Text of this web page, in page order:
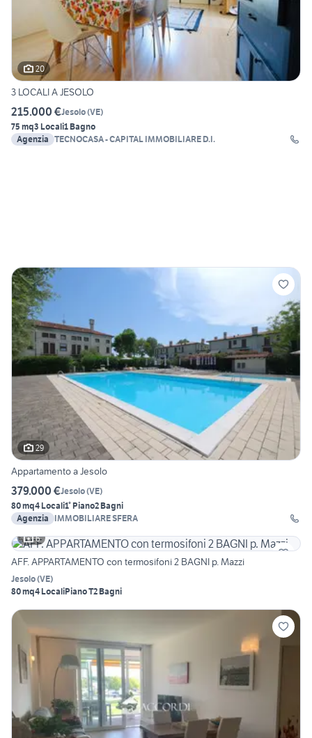
20
3 LOCALI A JESOLO
215.000 €Jesolo(VE)
75 mq3 Locali1 Bagno
Agenzia TECNOCASA - CAPITAL IMMOBILIARE D.I.
29
Appartamento a Jesolo
379.000 €Jesolo(VE)
80 mq4 Locali1° Piano2 Bagni
Agenzia
IMMOBILIARE SFERA
6
AFF. APPARTAMENTO con termosifoni 2 BAGNI p. Mazzi
Jesolo(VE)
80 mq4 LocaliPiano T2 Bagni